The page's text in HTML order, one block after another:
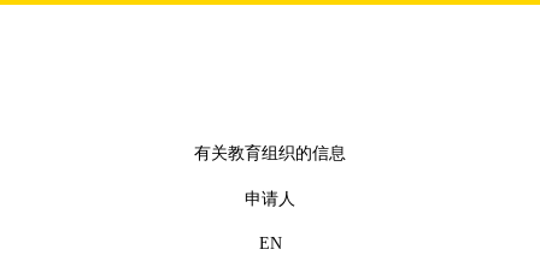
有关教育组织的信息
申请人
EN